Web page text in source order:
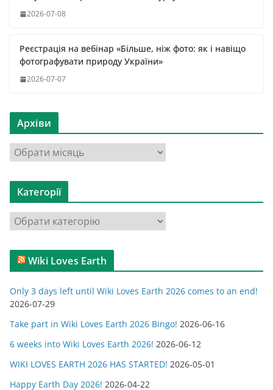
2026-07-08
Реєстрація на вебінар «Більше, ніж фото: як і навіщо
фотографувати природу України»
2026-07-07
Архіви
х
в
Категорії
т
о
р
ї
Wiki Loves Earth
Only 3 days left until Wiki Loves Earth 2026 comes to an end!
2026-07-29
Take part in Wiki Loves Earth 2026 Bingo! 2026-06-16
6 weeks into Wiki Loves Earth 2026! 2026-06-12
WIKI LOVES EARTH 2026 HAS STARTED! 2026-05-01
Happy Earth Day 2026! 2026-04-22